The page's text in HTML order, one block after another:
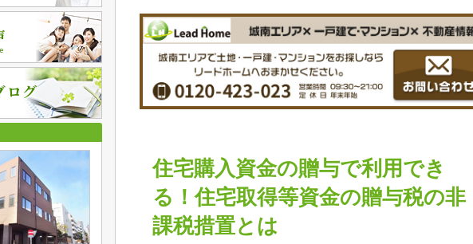
住宅購入資金の贈与で利用でき
る！住宅取得等資金の贈与税の非
課税措置とは
ログ